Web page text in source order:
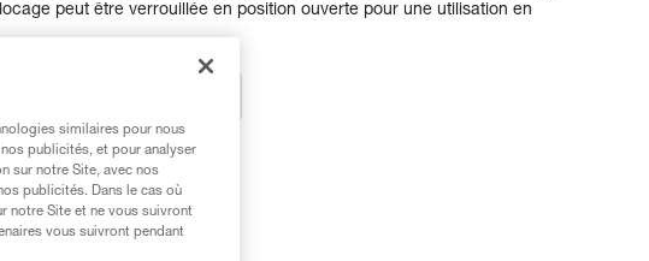
peut être verrouillée en position ouverte pour une utilisation en
similaires pour nous
publicités, et pour analyser
sur notre Site, avec nos
publicités. Dans le cas où
notre Site et ne vous suivront
vous suivront pendant